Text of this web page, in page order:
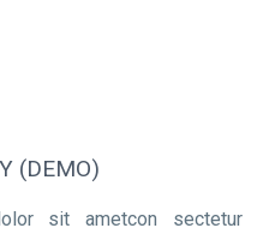
(DEMO)
sit ametcon sectetur